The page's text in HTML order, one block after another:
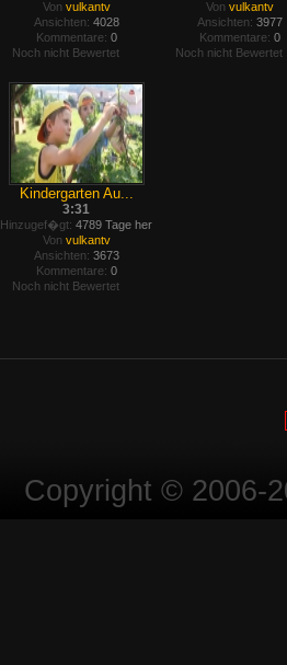
Von vulkantv
Ansichten: 4028
Kommentare: 0
Noch nicht Bewertet
Von vulkantv
Ansichten: 3977
Kommentare: 0
Noch nicht Bewertet
Kindergarten Au...
3:31
Hinzugef�gt: 4789 Tage her
Von vulkantv
Ansichten: 3673
Kommentare: 0
Noch nicht Bewertet
Copyright © 2006-